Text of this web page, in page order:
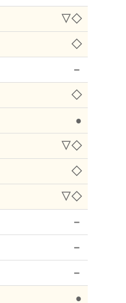
▽◇
◇
－
◇
●
▽◇
◇
▽◇
－
－
－
●